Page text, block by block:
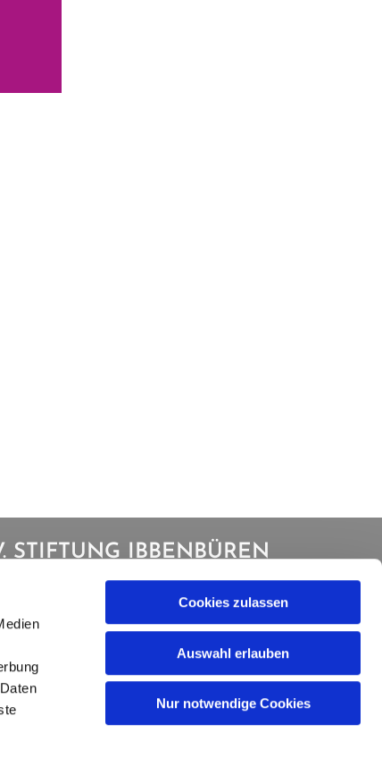
Cookies zulassen
Auswahl erlauben
Nur notwendige Cookies
STIFTUNG IBBENBÜREN